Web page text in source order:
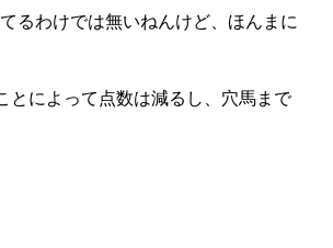
るわけでは無いねんけど、ほんまに
とによって点数は減るし、穴馬まで